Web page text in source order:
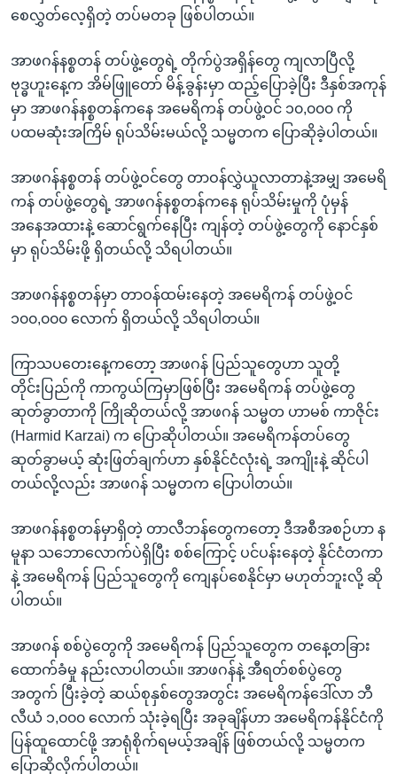
စေလွှတ်လေ့ရှိတဲ့ တပ်မတခု ဖြစ်ပါတယ်။
အာဖဂန်နစ္စတန် တပ်ဖွဲ့တွေရဲ့ တိုက်ပွဲအရှိန်တွေ ကျလာပြီလို့
ဗုဒ္ဓဟူးနေ့က အိမ်ဖြူတော် မိန့်ခွန်းမှာ ထည့်ပြောခဲ့ပြီး ဒီနှစ်အကုန်
မှာ အာဖဂန်နစ္စတန်ကနေ အမေရိကန် တပ်ဖွဲ့ဝင် ၁၀,၀၀၀ ကို
ပထမဆုံးအကြိမ် ရုပ်သိမ်းမယ်လို့ သမ္မတက ပြောဆိုခဲ့ပါတယ်။
အာဖဂန်နစ္စတန် တပ်ဖွဲ့ဝင်တွေ တာဝန်လွှဲယူလာတာနဲ့အမျှ အမေရိ
ကန် တပ်ဖွဲ့တွေရဲ့ အာဖဂန်နစ္စတန်ကနေ ရုပ်သိမ်းမှုကို ပုံမှန်
အနေအထားနဲ့ ဆောင်ရွက်နေပြီး ကျန်တဲ့ တပ်ဖွဲ့တွေကို နောင်နှစ်
မှာ ရုပ်သိမ်းဖို့ ရှိတယ်လို့ သိရပါတယ်။
အာဖဂန်နစ္စတန်မှာ တာဝန်ထမ်းနေတဲ့ အမေရိကန် တပ်ဖွဲ့ဝင်
၁၀၀,၀၀၀ လောက် ရှိတယ်လို့ သိရပါတယ်။
ကြာသပတေးနေ့ကတော့ အာဖဂန် ပြည်သူတွေဟာ သူတို့
တိုင်းပြည်ကို ကာကွယ်ကြမှာဖြစ်ပြီး အမေရိကန် တပ်ဖွဲ့တွေ
ဆုတ်ခွာတာကို ကြိုဆိုတယ်လို့ အာဖဂန် သမ္မတ ဟာမစ် ကာဇိုင်း
(Harmid Karzai) က ပြောဆိုပါတယ်။ အမေရိကန်တပ်တွေ
ဆုတ်ခွာမယ့် ဆုံးဖြတ်ချက်ဟာ နှစ်နိုင်ငံလုံးရဲ့ အကျိုးနဲ့ ဆိုင်ပါ
တယ်လို့လည်း အာဖဂန် သမ္မတက ပြောပါတယ်။
အာဖဂန်နစ္စတန်မှာရှိတဲ့ တာလီဘန်တွေကတော့ ဒီအစီအစဉ်ဟာ န
မူနာ သဘောလောက်ပဲရှိပြီး စစ်ကြောင့် ပင်ပန်းနေတဲ့ နိုင်ငံတကာ
နဲ့ အမေရိကန် ပြည်သူတွေကို ကျေနပ်စေနိုင်မှာ မဟုတ်ဘူးလို့ ဆို
ပါတယ်။
အာဖဂန် စစ်ပွဲတွေကို အမေရိကန် ပြည်သူတွေက တနေ့တခြား
ထောက်ခံမှု နည်းလာပါတယ်။ အာဖဂန်နဲ့ အီရတ်စစ်ပွဲတွေ
အတွက် ပြီးခဲ့တဲ့ ဆယ်စုနှစ်တွေအတွင်း အမေရိကန်ဒေါ်လာ ဘီ
လီယံ ၁,၀၀၀ လောက် သုံးခဲ့ရပြီး အခုချိန်ဟာ အမေရိကန်နိုင်ငံကို
ပြန်ထူထောင်ဖို့ အာရုံစိုက်ရမယ့်အချိန် ဖြစ်တယ်လို့ သမ္မတက
ပြောဆိုလိုက်ပါတယ်။